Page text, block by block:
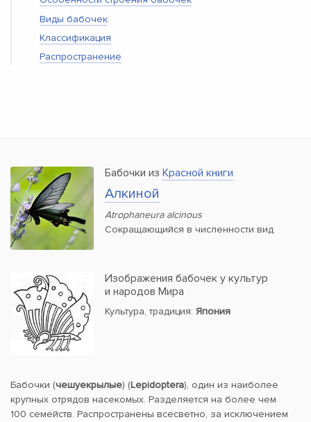
Виды бабочек
Классификация
Распространение
Бабочки из Красной книги
Алкиной
Atrophaneura alcinous
Сокращающийся в численности вид
Изображения бабочек у культур
и народов Мира
Культура, традиция: Япония
Бабочки (чешуекрылые) (Lepidoptera), один из наиболее
крупных отрядов насекомых. Разделяется на более чем
100 семейств. Распространены всесветно, за исключением